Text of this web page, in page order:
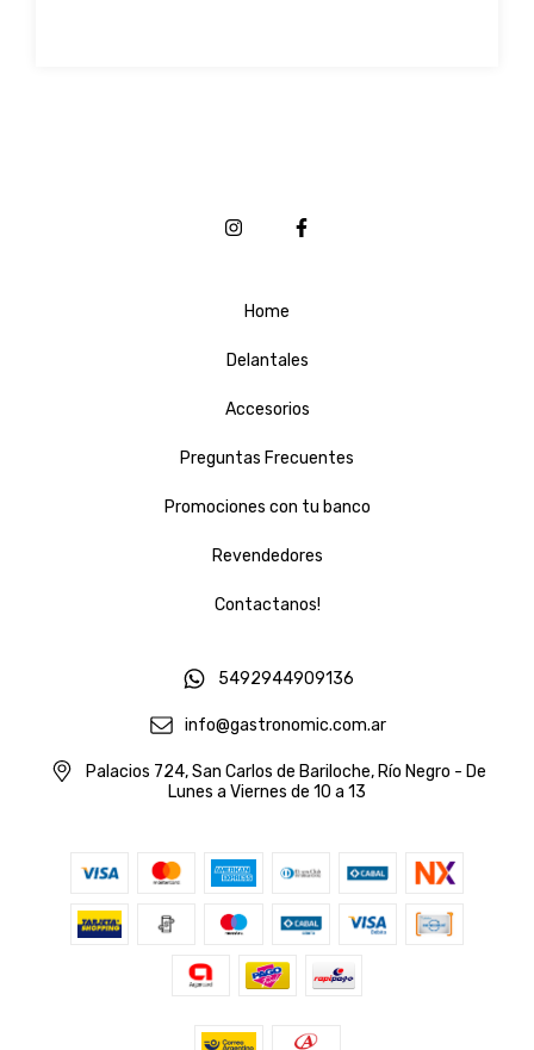
Home
Delantales
Accesorios
Preguntas Frecuentes
Promociones con tu banco
Revendedores
Contactanos!
5492944909136
info@gastronomic.com.ar
Palacios 724, San Carlos de Bariloche, Río Negro - De
Lunes a Viernes de 10 a 13